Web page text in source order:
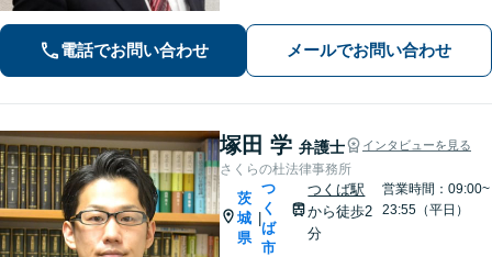
育費など幅広いトラブルに対応【相
続・遺言】残された借金・不動産に困
っていませんか？
電話でお問い合わせ メールでお問い合わせ
塚田 学 弁護士 インタビューを見る
さくらの杜法律事務所
茨
城
県
つ
く
ば
市
つくば駅
から徒歩2
分
営業時間：09:00~
23:55（平日）